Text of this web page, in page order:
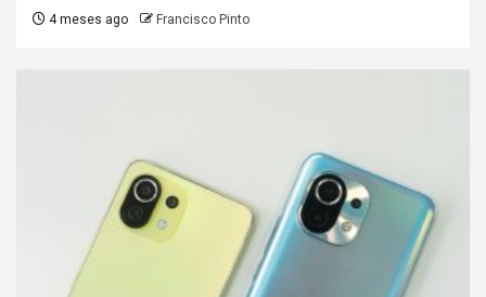
4 meses ago Francisco Pinto